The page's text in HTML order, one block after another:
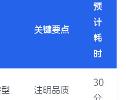
关键要点
预
计
耗
时
注明品质
30